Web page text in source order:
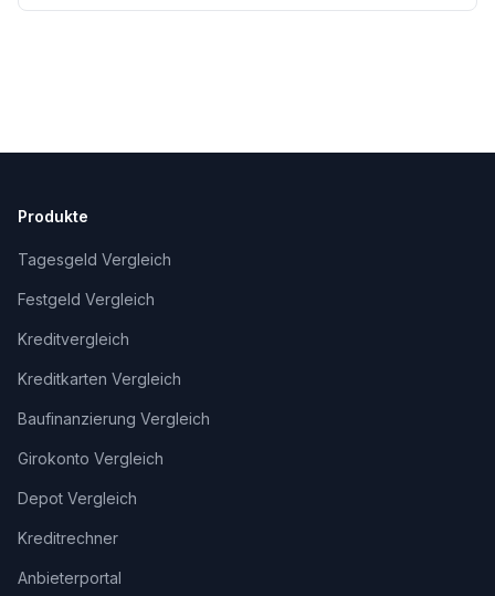
Produkte
Tagesgeld Vergleich
Festgeld Vergleich
Kreditvergleich
Kreditkarten Vergleich
Baufinanzierung Vergleich
Girokonto Vergleich
Depot Vergleich
Kreditrechner
Anbieterportal